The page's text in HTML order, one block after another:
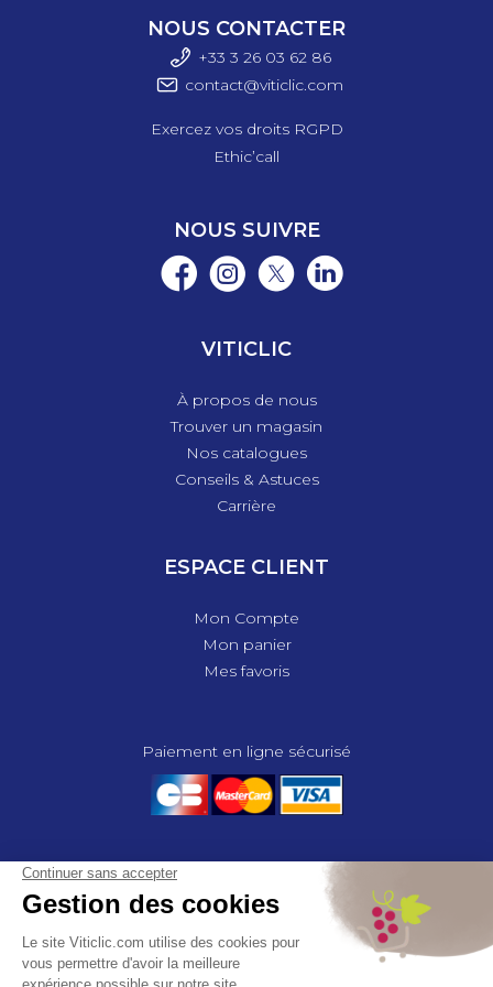
Description détaillée
NOUS CONTACTER
+33 3 26 03 62 86
contact@viticlic.com
Exercez vos droits RGPD
Ethic’call
NOUS SUIVRE
VITICLIC
À propos de nous
Trouver un magasin
Nos catalogues
Conseils & Astuces
Carrière
ESPACE CLIENT
Mon Compte
Mon panier
Mes favoris
Paiement en ligne sécurisé
© 2025 - GROUPE COMPAS, TOUS DROITS RÉSERVÉS.
MENTIONS LÉGALES
CGV
POLITIQUE DE CONFIDENTIALITÉ